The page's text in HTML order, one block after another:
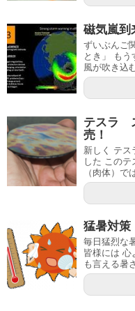
磁気嵐到
ずいぶんご
とき」 も
風が吹き込
テスラ
売！
新しく テ
した このテ
（肉体）で
猛暑対策
毎日猛烈な
皆様には 心
も言える暑